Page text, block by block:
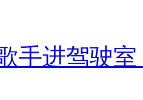
手进驾驶